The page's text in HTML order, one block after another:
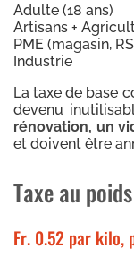
Adulte (18 ans)
Artisans +
PME (magasin,
Industrie
La taxe de base
devenu
rénovation, un
et doivent être
Taxe au
Fr. 0.52 par kilo,